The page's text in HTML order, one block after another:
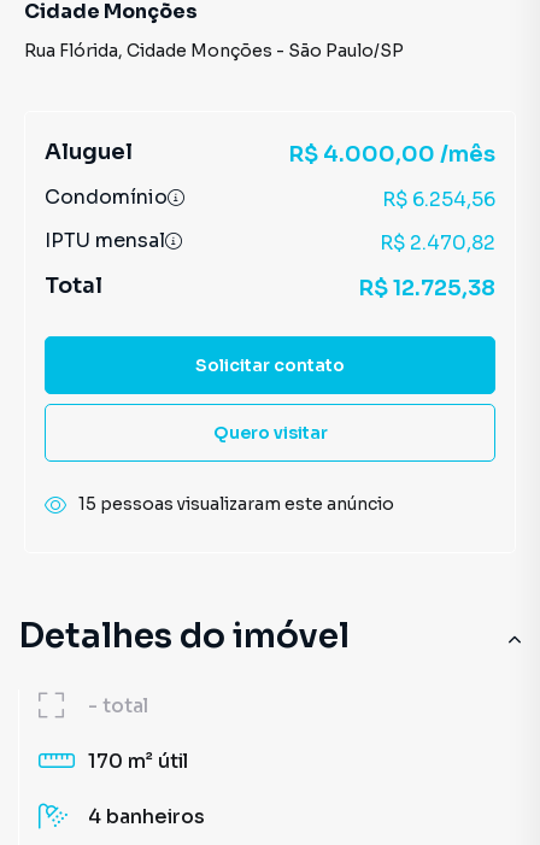
Detalhes do imóvel
- total
170 m² útil
4 banheiros
Cidade Monções
Rua Flórida, Cidade Monções - São Paulo/SP
Aluguel R$ 4.000,00 /mês
Condomínio
R$ 6.254,56
IPTU mensal
R$ 2.470,82
Total R$ 12.725,38
Solicitar contato
Quero visitar
15 pessoas visualizaram este anúncio